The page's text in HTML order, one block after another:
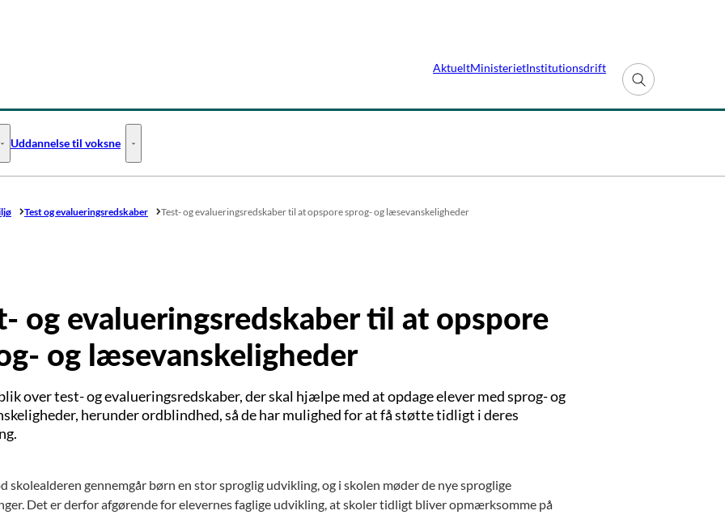
AktueltMinisterietInstitutionsdrift
Fold søgefelt ud
Uddannelse til unge - Flere links
Uddannelse til voksne Uddannelse til voksne - Flere links
Test og evalueringsredskaber Test- og evalueringsredskaber til at opspore sprog- og læsevanskeligheder
links
og evalueringsredskaber til at opspore
og læsevanskeligheder
over test- og evalueringsredskaber, der skal hjælpe med at opdage elever med sprog- og
herunder ordblindhed, så de har mulighed for at få støtte tidligt i deres
skolealderen gennemgår børn en stor sproglig udvikling, og i skolen møder de nye sproglige
Det er derfor afgørende for elevernes faglige udvikling, at skoler tidligt bliver opmærksomme på